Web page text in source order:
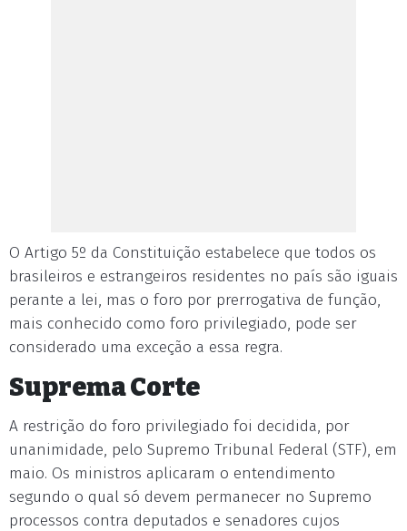
O Artigo 5º da Constituição estabelece que todos os
brasileiros e estrangeiros residentes no país são iguais
perante a lei, mas o foro por prerrogativa de função,
mais conhecido como foro privilegiado, pode ser
considerado uma exceção a essa regra.
Suprema Corte
A restrição do foro privilegiado foi decidida, por
unanimidade, pelo Supremo Tribunal Federal (STF), em
maio. Os ministros aplicaram o entendimento
segundo o qual só devem permanecer no Supremo
processos contra deputados e senadores cujos